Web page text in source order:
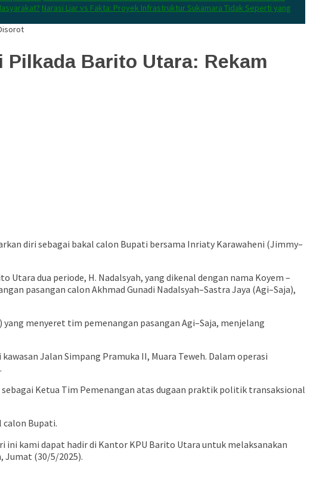
Narasi Liar vs Fakta: Proyek Infrastruktur Sukamara Tidak Seperti yang
Barito Utara: Rekam
diri sebagai bakal calon Bupati bersama Inriaty Karawaheni (Jimmy–
dua periode, H. Nadalsyah, yang dikenal dengan nama Koyem –
pasangan calon Akhmad Gunadi Nadalsyah–Sastra Jaya (Agi–Saja),
menyeret tim pemenangan pasangan Agi–Saja, menjelang
Jalan Simpang Pramuka II, Muara Teweh. Dalam operasi
Ketua Tim Pemenangan atas dugaan praktik politik transaksional
calon Bupati.
ini kami dapat hadir di Kantor KPU Barito Utara untuk melaksanakan
Jumat (30/5/2025).